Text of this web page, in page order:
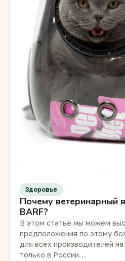
Здоровье
Почему ветеринарный
BARF?
В этом статье мы можем
предположения по этому
для всех производителей
только в России…